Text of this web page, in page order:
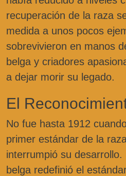
recuperación de la raza
medida a unos pocos
sobrevivieron en manos
belga y criadores
a dejar morir su legado.
El
No fue hasta 1912
primer estándar de la
interrumpió su
belga redefinió el